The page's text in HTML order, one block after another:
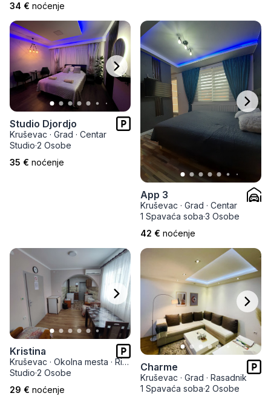
34 € noćenje
Studio Djordjo
Kruševac · Grad · Centar
Studio·2 Osobe
35 € noćenje
App 3
Kruševac · Grad · Centar
1 Spavaća soba·3 Osobe
42 € noćenje
Kristina
Kruševac · Okolna mesta · Ribarska banja
Studio·2 Osobe
29 € noćenje
Charme
Kruševac · Grad · Rasadnik
1 Spavaća soba·2 Osobe